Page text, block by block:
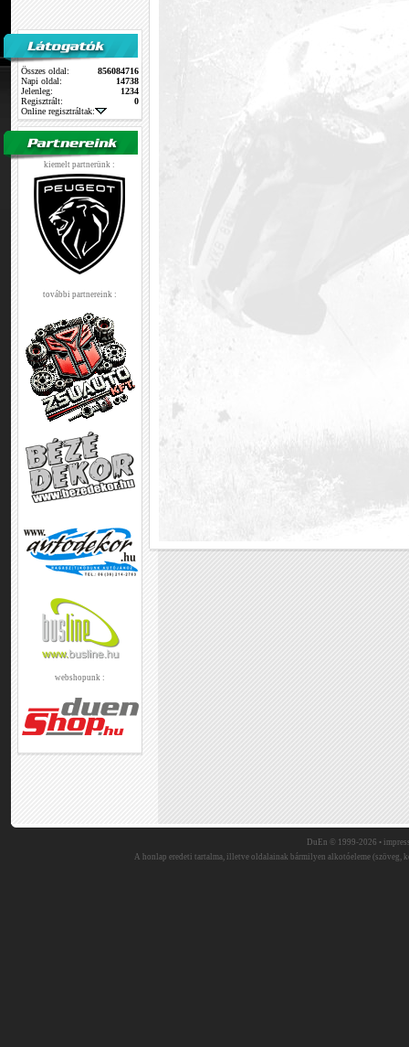
Összes oldal:
856084716
Napi oldal:
14738
Jelenleg:
1234
Regisztrált:
0
Online regisztráltak:
kiemelt partnerünk :
további partnereink :
webshopunk :
DuEn © 1999-2026 •
A honlap eredeti tartalma, illetve oldalainak bármilyen alkotóeleme (szöveg,